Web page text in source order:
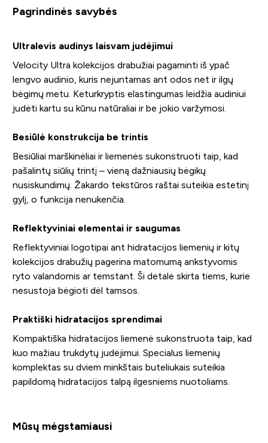
Pagrindinės savybės
Ultralevis audinys laisvam judėjimui
Velocity Ultra kolekcijos drabužiai pagaminti iš ypač
lengvo audinio, kuris nejuntamas ant odos net ir ilgų
bėgimų metu. Keturkryptis elastingumas leidžia audiniui
judėti kartu su kūnu natūraliai ir be jokio varžymosi.
Besiūlė konstrukcija be trintis
Besiūliai marškinėliai ir liemenės sukonstruoti taip, kad
pašalintų siūlių trintį – vieną dažniausių bėgikų
nusiskundimų. Žakardo tekstūros raštai suteikia estetinį
gylį, o funkcija nenukenčia.
Reflektyviniai elementai ir saugumas
Reflektyviniai logotipai ant hidratacijos liemenių ir kitų
kolekcijos drabužių pagerina matomumą ankstyvomis
ryto valandomis ar temstant. Ši detalė skirta tiems, kurie
nesustoja bėgioti dėl tamsos.
Praktiški hidratacijos sprendimai
Kompaktiška hidratacijos liemenė sukonstruota taip, kad
kuo mažiau trukdytų judėjimui. Specialus liemenių
komplektas su dviem minkštais buteliukais suteikia
papildomą hidratacijos talpą ilgesniems nuotoliams.
Mūsų mėgstamiausi